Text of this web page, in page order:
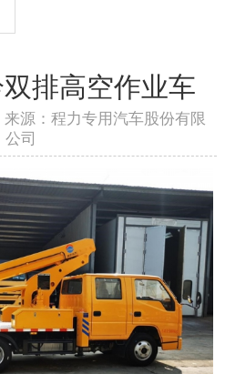
排高空作业车
源：程力专用汽车股份有限
公司